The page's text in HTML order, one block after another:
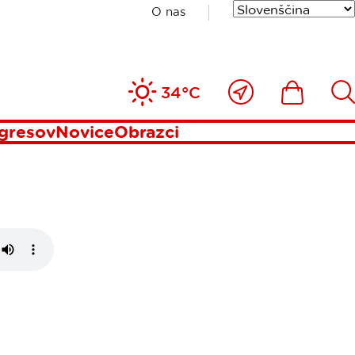
O nas
34°C
Blizu
mene
Ikona Išči
NoviceObrazci